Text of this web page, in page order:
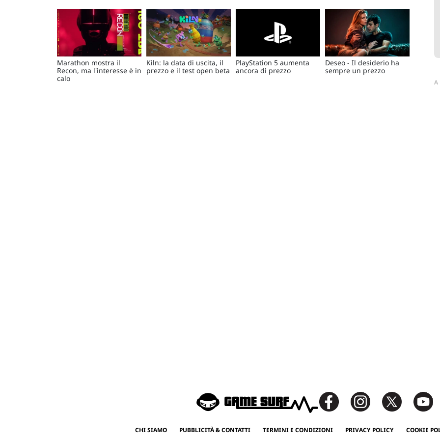
Marathon mostra il
Recon, ma l'interesse è in
calo
Kiln: la data di uscita, il
prezzo e il test open beta
PlayStation 5 aumenta
ancora di prezzo
Deseo - Il desiderio ha
sempre un prezzo
CHI SIAMO PUBBLICITÀ & CONTATTI TERMINI E CONDIZIONI PRIVACY POLICY COOKIE